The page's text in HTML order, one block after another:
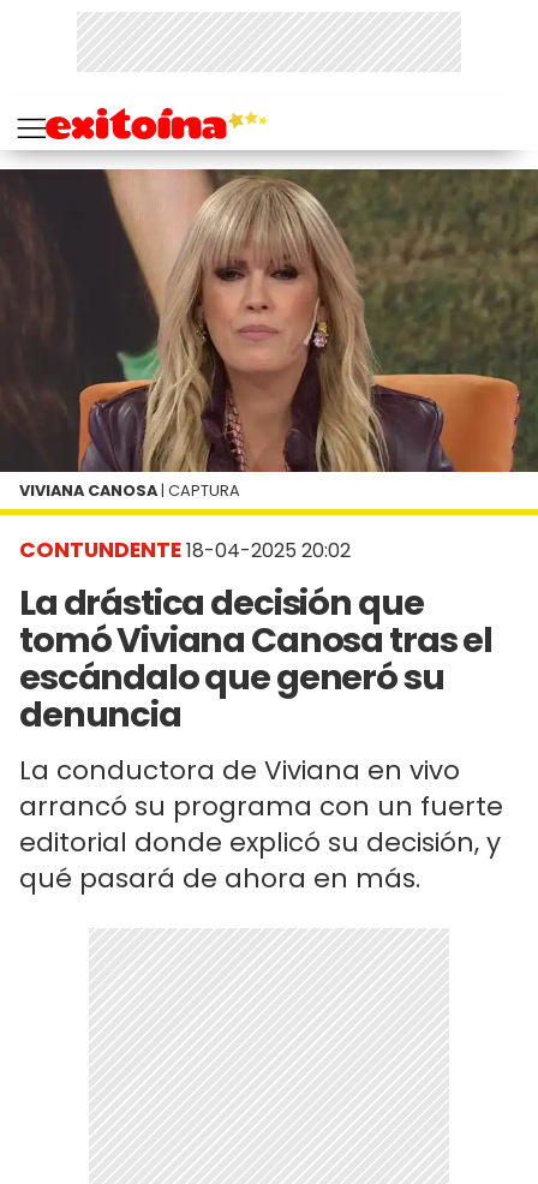
CONTUNDENTE18-04-2025 20:02
La drástica decisión que
tomó Viviana Canosa tras el
escándalo que generó su
denuncia
La conductora de Viviana en vivo
arrancó su programa con un fuerte
editorial donde explicó su decisión, y
qué pasará de ahora en más.
VIVIANA CANOSA | CAPTURA